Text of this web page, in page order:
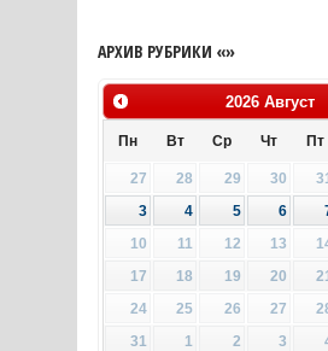
АРХИВ РУБРИКИ «»
2026 Август
Пн Вт Ср Чт Пт
27 28 29 30
3
4 5 6
10
11 12 13
17
18 19 20
24
25 26 27
31
1 2 3